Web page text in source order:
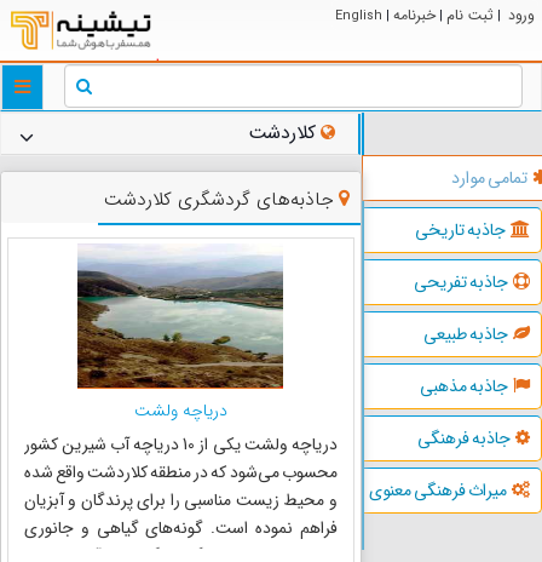
ورود | ثبت نام | خبرنامه |
English
تمامی موارد
جاذبه تاریخی
جاذبه تفریحی
جاذبه طبیعی
جاذبه مذهبی
جاذبه فرهنگی
میراث فرهنگی معنوی
کلاردشت
جاذبه‌های گردشگری کلاردشت
دریاچه ولشت
دریاچه ولشت یکی از 10 دریاچه آب شیرین کشور
محسوب می‌شود که در منطقه کلاردشت واقع شده
و محیط زیست مناسبی را برای پرندگان و آبزیان
فراهم نموده است. گونه‌های گیاهی و جانوری
کلاردشت نیز از دیگر ویژگی‌های آن هستند.